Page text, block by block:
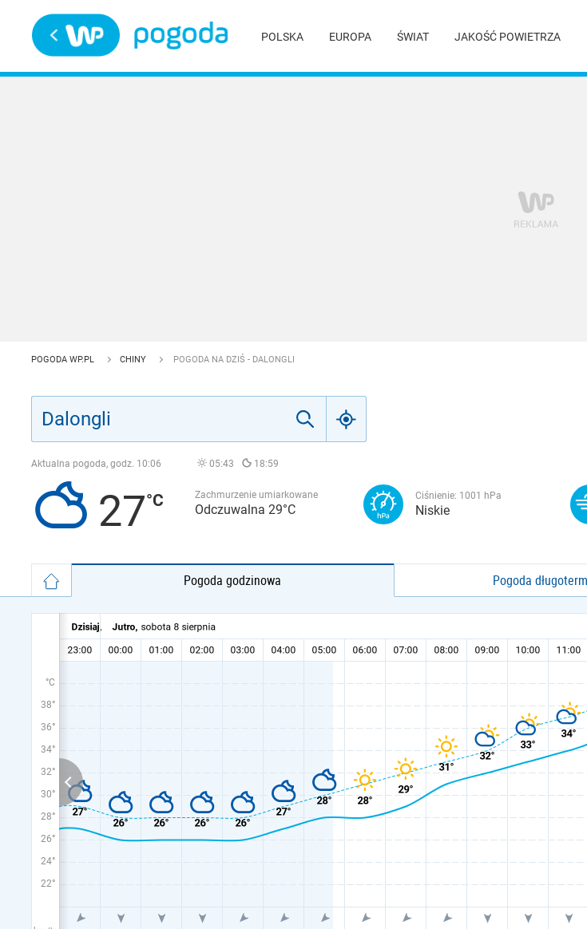
POLSKA EUROPA ŚWIAT JAKOŚĆ POWIETRZA
POGODA WP.PL CHINY POGODA NA DZIŚ - DALONGLI
Aktualna pogoda, godz. 10:06 05:43 18:59
27 Zachmurzenie umiarkowane
Odczuwalna 29°C
Ciśnienie: 1001 hPa
Niskie
Pogoda godzinowa Pogoda
°C
38°
36°
34°
32°
30°
28°
26°
24°
22°